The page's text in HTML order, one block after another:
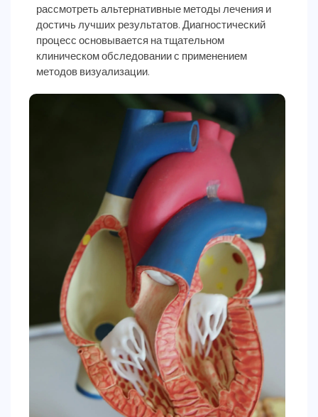
рассмотреть альтернативные методы лечения и
достичь лучших результатов. Диагностический
процесс основывается на тщательном
клиническом обследовании с применением
методов визуализации.